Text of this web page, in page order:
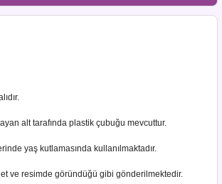
alt tarafında plastik çubuğu mevcuttur.
yaş kutlamasında kullanılmaktadır.
ve resimde göründüğü gibi gönderilmektedir.